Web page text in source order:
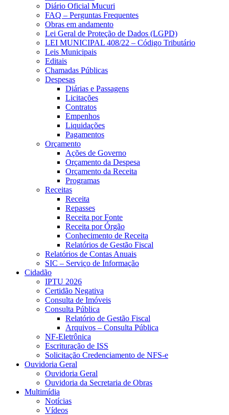
Diário Oficial Mucuri
FAQ – Perguntas Frequentes
Obras em andamento
Lei Geral de Proteção de Dados (LGPD)
LEI MUNICIPAL 408/22 – Código Tributário
Leis Municipais
Editais
Chamadas Públicas
Despesas
Diárias e Passagens
Licitações
Contratos
Empenhos
Liquidações
Pagamentos
Orçamento
Ações de Governo
Orçamento da Despesa
Orçamento da Receita
Programas
Receitas
Receita
Repasses
Receita por Fonte
Receita por Órgão
Conhecimento de Receita
Relatórios de Gestão Fiscal
Relatórios de Contas Anuais
SIC – Serviço de Informação
Cidadão
IPTU 2026
Certidão Negativa
Consulta de Imóveis
Consulta Pública
Relatório de Gestão Fiscal
Arquivos – Consulta Pública
NF-Eletrônica
Escrituração de ISS
Solicitação Credenciamento de NFS-e
Ouvidoria Geral
Ouvidoria Geral
Ouvidoria da Secretaria de Obras
Multimídia
Notícias
Vídeos